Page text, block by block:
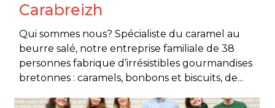
Carabreizh
Qui sommes nous? Spécialiste du caramel au
beurre salé, notre entreprise familiale de 38
personnes fabrique d’irrésistibles gourmandises
bretonnes : caramels, bonbons et biscuits, de...